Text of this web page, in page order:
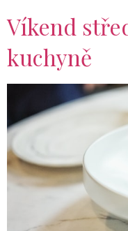
Víkend
kuchyně